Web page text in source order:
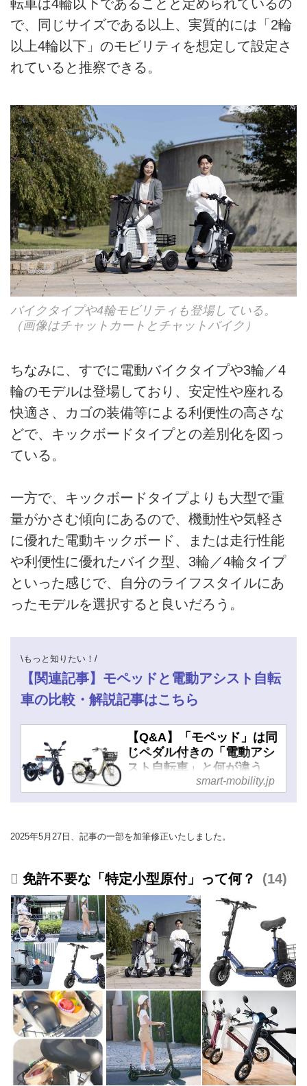
転車は4輪以下であることと定められているの
で、同じサイズである以上、実質的には「2輪
以上4輪以下」のモビリティを想定して設定さ
れていると推察できる。
バイクタイプや4輪モビリティも登場している。
（画像はチャットカートとチャットバイク）
ちなみに、すでに電動バイクタイプや3輪／4
輪のモデルは登場しており、安定性や座れる
快適さ、カゴの装備等による利便性の高さな
どで、キックボードタイプとの差別化を図っ
ている。
一方で、キックボードタイプよりも大型で重
量がかさむ傾向にあるので、機動性や気軽さ
に優れた電動キックボード、または走行性能
や利便性に優れたバイク型、3輪／4輪タイプ
といった感じで、自分のライフスタイルにあ
ったモデルを選択すると良いだろう。
\もっと知りたい！/
【関連記事】モペッドと電動アシスト自転
車の比較・解説記事はこちら
【Q&A】「モペッド」は同
じペダル付きの「電動アシ
スト自転車」と何が違う
の？ - スマートモビリティ
JP
smart-mobility.jp
2025年5月27日、記事の一部を加筆修正いたしました。
免許不要な「特定小型原付」って何？ 14